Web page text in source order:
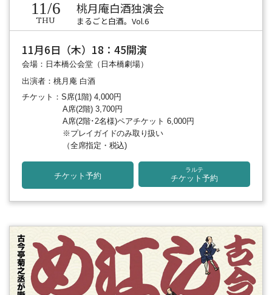
11/6
THU
桃月庵白酒独演会
まるごと白酒。Vol.6
11月6日（木）18：45開演
会場：日本橋公会堂（日本橋劇場）
出演者：桃月庵 白酒
チケット：S席(1階) 4,000円
A席(2階) 3,700円
A席(2階･2名様)ペアチケット 6,000円
※プレイガイドのみ取り扱い
（全席指定・税込)
チケット予約
ラルテ
チケット予約